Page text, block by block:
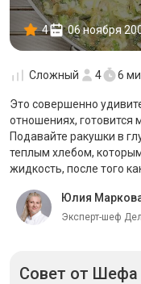
4 06 ноября
Сложный 4 6
Это совершенно
отношениях,
Подавайте ракушки в
теплым хлебом,
жидкость, после того
Юлия
Эксперт-шеф
Совет от Шефа